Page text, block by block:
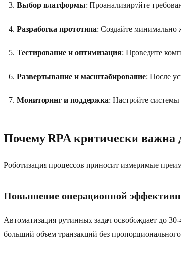
Выбор платформы: Проанализируйте
Разработка прототипа: Создайте минимально
Тестирование и оптимизация: Проведите
Развертывание и масштабирование: После
Мониторинг и поддержка: Настройте
Почему RPA критически важна
Роботизация процессов приносит измеримые
Повышение операционной
Автоматизация рутинных задач освобождает до
больший объем транзакций без